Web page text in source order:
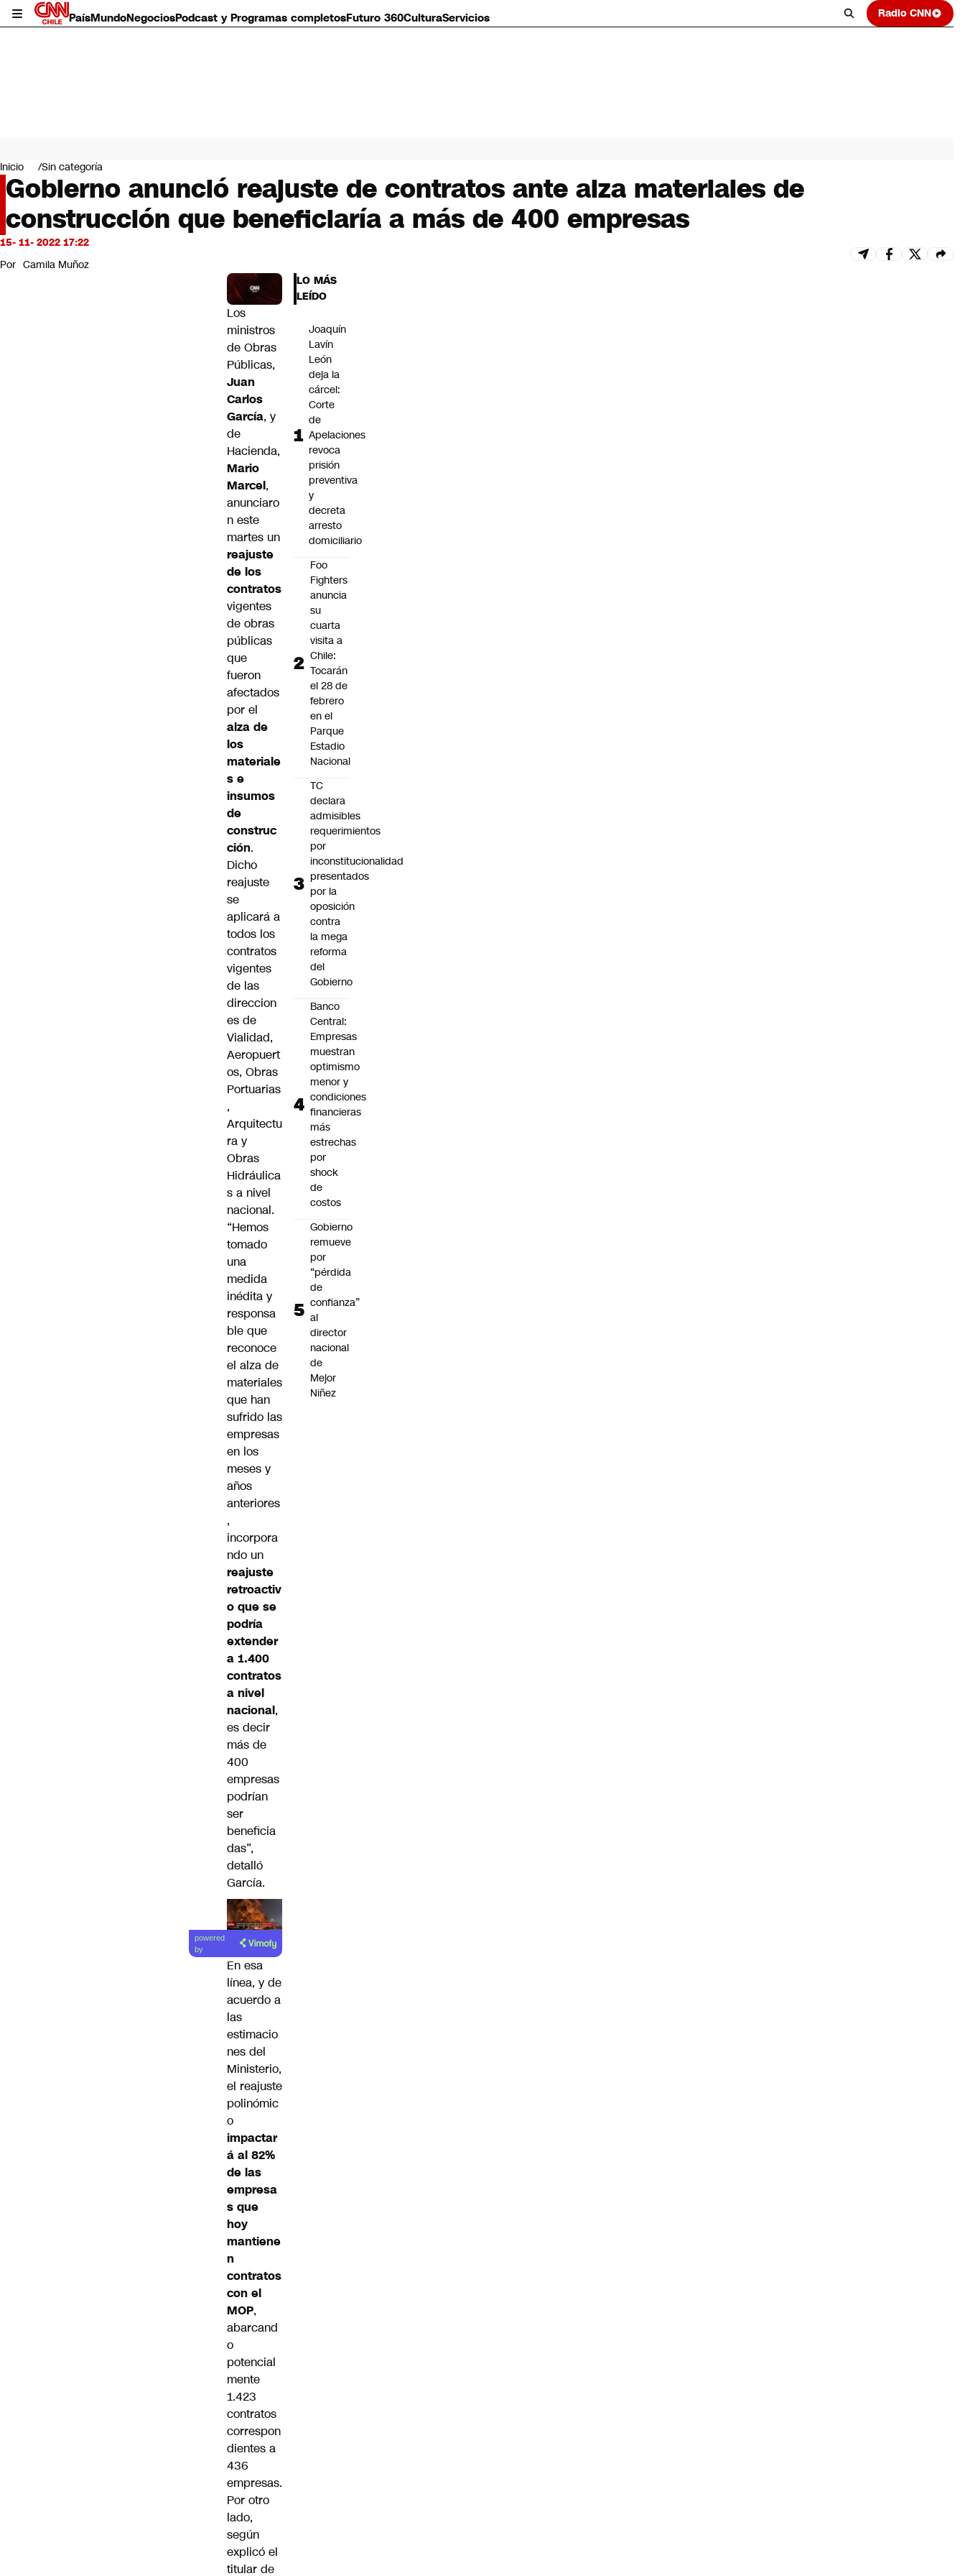
PaísMundoNegociosPodcast y Programas completosFuturo 360CulturaServicios Radio CNN
Mundo
Negocios
Deportes
Programas completos
Cultura
Servicios
Bits
CNN Data
Inicio Sin categoría
Gobierno anunció reajuste de contratos ante alza materiales de
construcción que beneficiaría a más de 400 empresas
15- 11- 2022 17:22
Por Camila Muñoz
Los
ministros
de Obras
Públicas,
Juan
Carlos
García, y
de
Hacienda,
Mario
Marcel,
anunciaro
n este
martes un
reajuste
de los
contratos
vigentes
de obras
públicas
que
fueron
afectados
por el
alza de
los
materiale
s e
insumos
de
construc
ción.
Dicho
reajuste
se
aplicará a
todos los
contratos
vigentes
de las
direccion
es de
Vialidad,
Aeropuert
os, Obras
Portuarias
,
Arquitectu
ra y
Obras
Hidráulica
s a nivel
nacional.
“Hemos
tomado
una
medida
inédita y
responsa
ble que
reconoce
el alza de
materiales
que han
sufrido las
empresas
en los
meses y
años
anteriores
,
incorpora
ndo un
reajuste
retroactiv
o que se
podría
extender
a 1.400
contratos
a nivel
nacional,
es decir
más de
400
empresas
podrían
ser
beneficia
das”,
detalló
García.
Lea el
artículo
powered
by
En esa
línea, y de
acuerdo a
las
estimacio
nes del
Ministerio,
el reajuste
polinómic
o
impactar
á al 82%
de las
empresa
s que
hoy
mantiene
n
contratos
con el
MOP,
abarcand
o
potencial
mente
1.423
contratos
correspon
dientes a
436
empresas.
Por otro
lado,
según
explicó el
titular de
LO MÁS
LEÍDO
Joaquín
Lavín
León
deja la
cárcel:
Corte
de
Apelaciones
revoca
prisión
preventiva
y
decreta
arresto
domiciliario
Foo
Fighters
anuncia
su
cuarta
visita a
Chile:
Tocarán
el 28 de
febrero
en el
Parque
Estadio
Nacional
TC
declara
admisibles
requerimientos
por
inconstitucionalidad
presentados
por la
oposición
contra
la mega
reforma
del
Gobierno
Banco
Central:
Empresas
muestran
optimismo
menor y
condiciones
financieras
más
estrechas
por
shock
de
costos
Gobierno
remueve
por
“pérdida
de
confianza”
al
director
nacional
de
Mejor
Niñez